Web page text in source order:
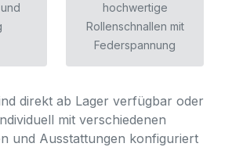
hochwertige
Rollenschnallen mit
Federspannung
direkt ab Lager verfügbar oder
mit verschiedenen
und Ausstattungen konfiguriert